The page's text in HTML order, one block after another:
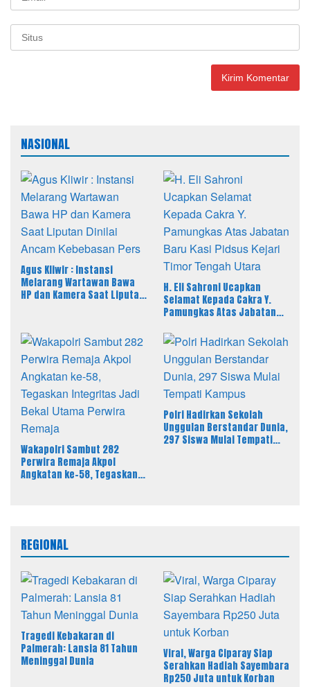
NASIONAL
Agus Kliwir : Instansi
Melarang Wartawan Bawa
HP dan Kamera Saat Liputan
H. Eli Sahroni Ucapkan
Selamat Kepada Cakra Y.
Pamungkas Atas Jabatan
Timor Tengah Utara
Wakapolri Sambut 282
Perwira Remaja Akpol
Angkatan ke-58, Tegaskan
Polri Hadirkan Sekolah
Unggulan Berstandar Dunia,
297 Siswa Mulai Tempati
REGIONAL
Tragedi Kebakaran di
Palmerah: Lansia 81 Tahun
Meninggal Dunia
Viral, Warga Ciparay Siap
Serahkan Hadiah Sayembara
Rp250 Juta untuk Korban